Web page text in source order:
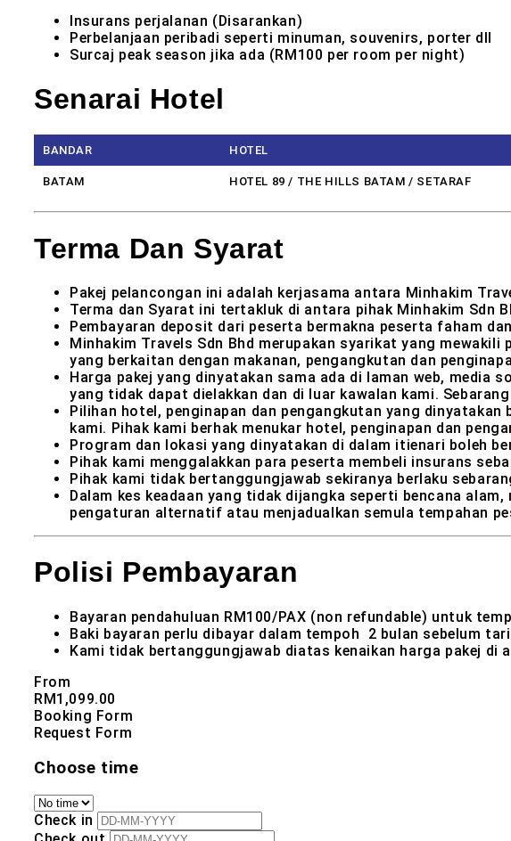
Insurans perjalanan (Disarankan)
Perbelanjaan peribadi seperti minuman, souvenirs, porter dll
Surcaj peak season jika ada (RM100 per room per night)
Senarai Hotel
BANDAR HOTEL
BATAM HOTEL 89 / THE HILLS BATAM / SETARAF
Terma Dan Syarat
Pakej pelancongan ini adalah kerjasama antara Minhakim
Terma dan Syarat ini tertakluk di antara pihak Minhakim Sdn
Pembayaran deposit dari peserta bermakna peserta faham
Minhakim Travels Sdn Bhd merupakan syarikat yang
yang berkaitan dengan makanan, pengangkutan dan
Harga pakej yang dinyatakan sama ada di laman web, media
yang tidak dapat dielakkan dan di luar kawalan kami.
Pilihan hotel, penginapan dan pengangkutan yang
kami. Pihak kami berhak menukar hotel, penginapan dan
Program dan lokasi yang dinyatakan di dalam itienari boleh
Pihak kami menggalakkan para peserta membeli insurans
Pihak kami tidak bertanggungjawab sekiranya berlaku
Dalam kes keadaan yang tidak dijangka seperti bencana
pengaturan alternatif atau menjadualkan semula tempahan
Polisi Pembayaran
Bayaran pendahuluan RM100/PAX (non refundable) untuk
Baki bayaran perlu dibayar dalam tempoh 2 bulan sebelum
Kami tidak bertanggungjawab diatas kenaikan harga pakej di
From
RM1,099.00
Booking Form
Request Form
Choose time
Check in